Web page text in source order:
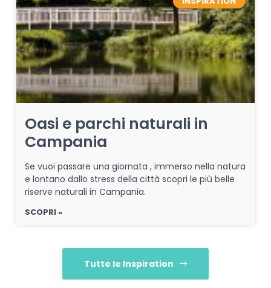
Oasi e parchi naturali in
Campania
Se vuoi passare una giornata , immerso nella natura
e lontano dallo stress della città scopri le più belle
riserve naturali in Campania.
SCOPRI »
Tutte le Inspiration